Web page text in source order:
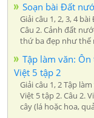
Soạn bài Đất
Giải câu 1, 2, 3, 4
Câu 2. Cảnh đất
thứ ba đẹp như thế
Tập làm văn: Ôn
Việt 5 tập 2
Giải câu 1, 2 Tập
Việt 5 tập 2. Câu 2.
cây (lá hoặc hoa,